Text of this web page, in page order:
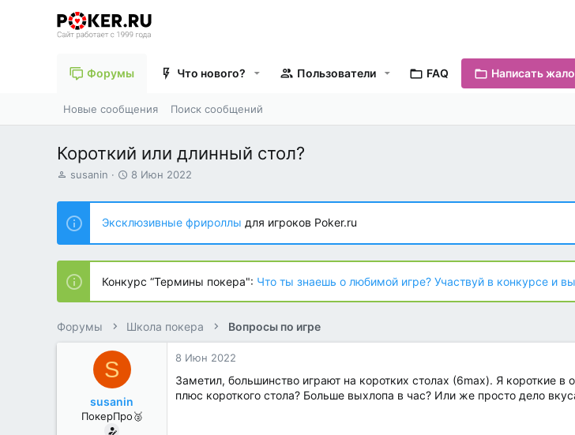
Форумы Что нового? Пользователи FAQ Написать
Новые сообщения Поиск сообщений
Короткий или длинный стол?
А
т
о
р
т
е
м
ы
susanin
Д
т
н
а
ч
л
а
8 Июн 2022
Эксклюзивные фрироллы для игроков Poker.ru
Конкурс “Термины покера": Что ты знаешь о любимой игре? Участвуй в конкурсе и
Форумы Школа покера Вопросы по игре
S
susanin
ПокерПро🥈
8 Июн 2022
Заметил, большинство играют на коротких столах (6max). Я короткие
плюс короткого стола? Больше выхлопа в час? Или же просто дело